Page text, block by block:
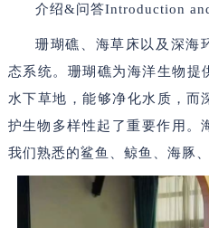
介绍&问答Introduction
珊瑚礁、海草床以及深海
态系统。 珊瑚礁为海洋生物提
水下草地，能够净化水质 ， 而
护生物多样性起了重要作用。
我们熟悉的鲨鱼、鲸鱼、海豚